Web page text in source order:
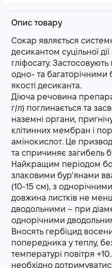
Опис товару
Сокар являється
десикантом суцільної
гліфосату.
одно- та багаторічними
якості десиканта.
Діюча речовина
г/л) поглинається та
наземні органи,
клітинних мембран і
амінокислот. Це
та спричиняє загибель
Найкращим періодом
злаковими бур’янами
(10-15 см), з
довжина листків не
дводольними – при
однорічними
Вносять гербіцид
попередника у теплу,
температурі повітря
необхідно